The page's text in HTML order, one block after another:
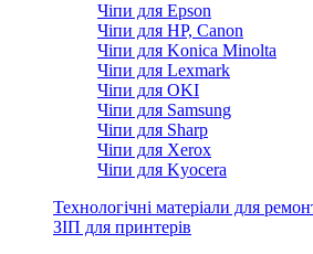
Чіпи для Epson
Чіпи для HP, Canon
Чіпи для Konica Minolta
Чіпи для Lexmark
Чіпи для OKI
Чіпи для Samsung
Чіпи для Sharp
Чіпи для Xerox
Чіпи для Kyocera
Технологічні матеріали для
ЗІП для принтерів